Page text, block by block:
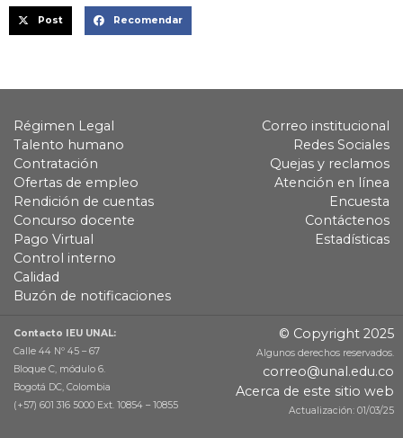
Post Recomendar
Régimen Legal
Talento humano
Contratación
Ofertas de empleo
Rendición de cuentas
Concurso docente
Pago Virtual
Control interno
Calidad
Buzón de notificaciones
Correo institucional
Redes Sociales
Quejas y reclamos
Atención en línea
Encuesta
Contáctenos
Estadísticas
Contacto IEU UNAL:
Calle 44 Nº 45 – 67
Bloque C, módulo 6.
Bogotá DC, Colombia
(+57) 601 316 5000 Ext. 10854 – 10855
© Copyright 2025
Algunos derechos reservados.
correo@unal.edu.co
Acerca de este sitio web
Actualización: 01/03/25